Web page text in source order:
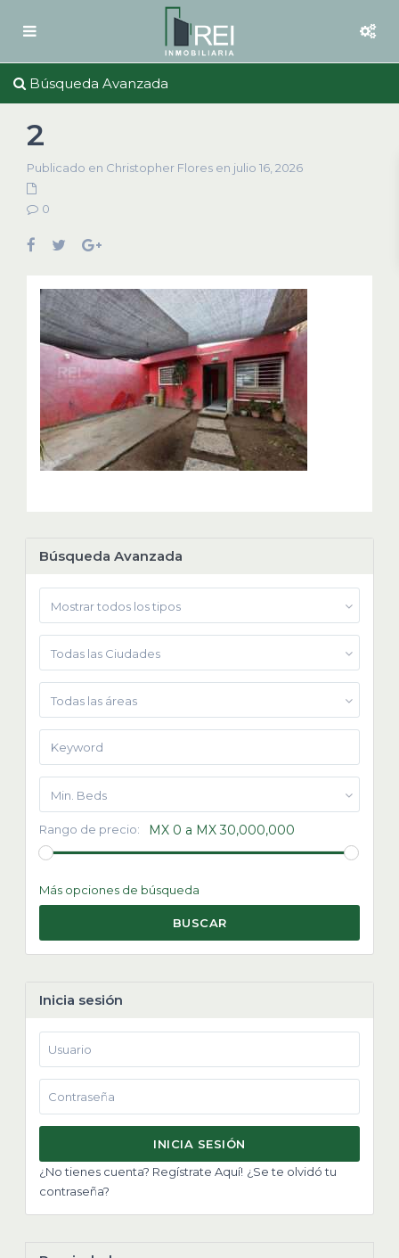
Búsqueda Avanzada
2
Publicado en Christopher Flores en julio 16, 2026
0
Búsqueda Avanzada
Mostrar todos los tipos
Todas las Ciudades
Todas las áreas
Min. Beds
Rango de precio: MX 0 a MX 30,000,000
Más opciones de búsqueda
BUSCAR
Inicia sesión
INICIA SESIÓN
¿No tienes cuenta? Regístrate Aquí! ¿Se te olvidó tu
contraseña?